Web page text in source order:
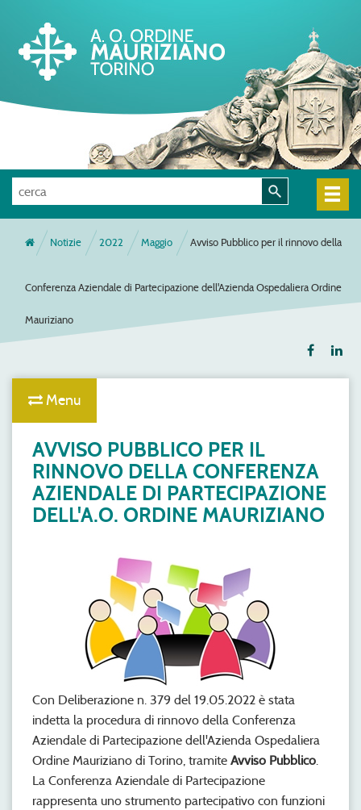
Notizie 2022 Maggio Avviso Pubblico per il rinnovo della
Conferenza Aziendale di Partecipazione dell'Azienda Ospedaliera Ordine
Mauriziano
Menu
AVVISO PUBBLICO PER IL
RINNOVO DELLA CONFERENZA
AZIENDALE DI PARTECIPAZIONE
DELL'A.O. ORDINE MAURIZIANO
Con Deliberazione n. 379 del 19.05.2022 è stata
indetta la procedura di rinnovo della Conferenza
Aziendale di Partecipazione dell'Azienda Ospedaliera
Ordine Mauriziano di Torino, tramite Avviso Pubblico.
La Conferenza Aziendale di Partecipazione
rappresenta uno strumento partecipativo con funzioni